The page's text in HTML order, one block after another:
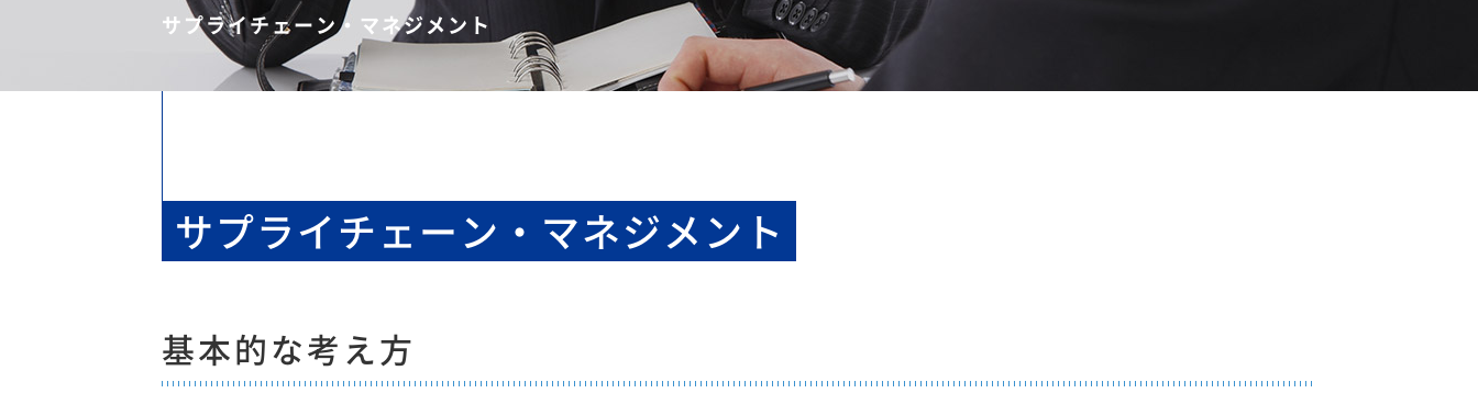
サプライチェーン・マネジメント
サプライチェーン・マネジメント
基本的な考え方